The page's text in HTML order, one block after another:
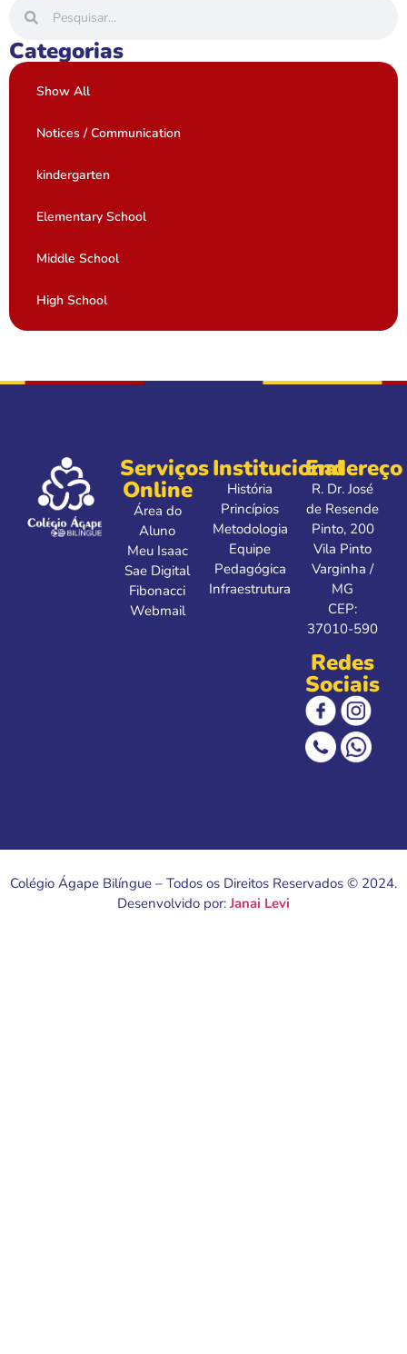
Categorias
Show All
Notices / Communication
kindergarten
Elementary School
Middle School
High School
Serviços
Online
Área do
Aluno
Meu Isaac
Sae Digital
Fibonacci
Webmail
Institucional
História
Princípios
Metodologia
Equipe
Pedagógica
Infraestrutura
Endereço
R. Dr. José
de Resende
Pinto, 200
Vila Pinto
Varginha /
MG
CEP:
37010-590
Redes
Sociais
Colégio Ágape Bilíngue – Todos os Direitos Reservados © 2024.
Desenvolvido por: Janai Levi